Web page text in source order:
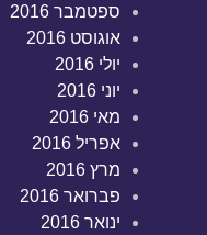
ספטמבר 2016
אוגוסט 2016
יולי 2016
יוני 2016
מאי 2016
אפריל 2016
מרץ 2016
פברואר 2016
ינואר 2016